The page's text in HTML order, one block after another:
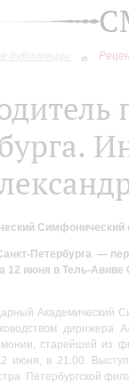
публикации
Симфонический
Петербурга —
12 июня в Тель-
Академический
дирижера
старейшей из
июня, в 21.00.
Петербургской